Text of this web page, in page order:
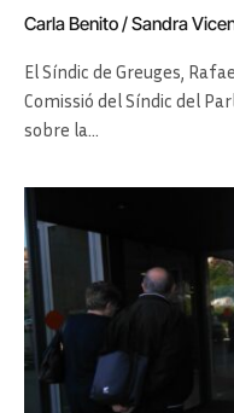
Carla Benito / Sandra
El Síndic de Greuges,
Comissió del Síndic del
sobre la…